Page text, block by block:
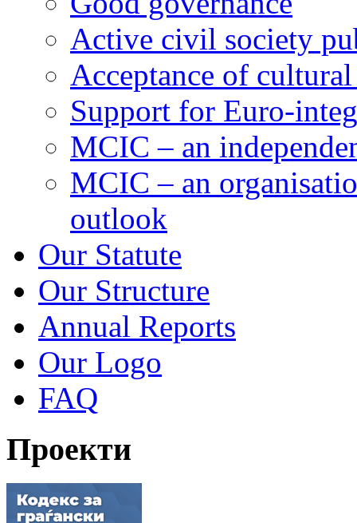
Active civil society
Acceptance of
Support for Euro-
MCIC – an
MCIC – an
outlook
Our Statute
Our Structure
Annual Reports
Our Logo
FAQ
Проекти